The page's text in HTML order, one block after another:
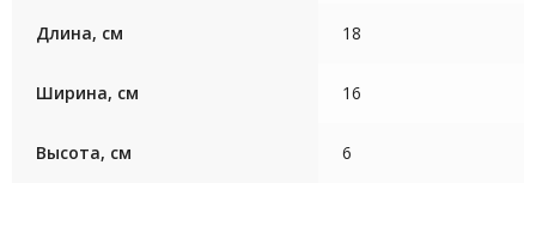
Длина, см 18
Ширина, см 16
Высота, см 6